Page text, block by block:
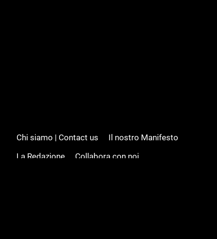
Chi siamo | Contact us
Il nostro Manifesto
La Redazione
Collabora con noi